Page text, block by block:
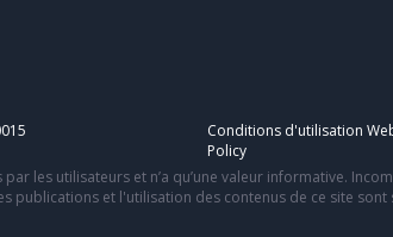
Conditions d'utilisation
Policy
les utilisateurs et n’a qu’une valeur informative.
publications et l'utilisation des contenus de ce site